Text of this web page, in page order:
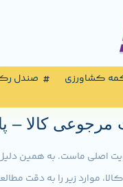
کشاورزی صندل
کالا –
اصلی ماست. به
موارد زیر را به دقت